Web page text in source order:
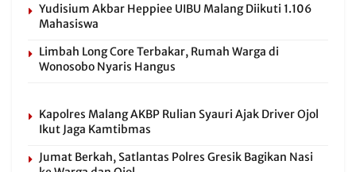
Yudisium Akbar Heppiee UIBU Malang Diikuti 1.106
Mahasiswa
Limbah Long Core Terbakar, Rumah Warga di
Wonosobo Nyaris Hangus
Kapolres Malang AKBP Rulian Syauri Ajak Driver Ojol
Ikut Jaga Kamtibmas
Jumat Berkah, Satlantas Polres Gresik Bagikan Nasi